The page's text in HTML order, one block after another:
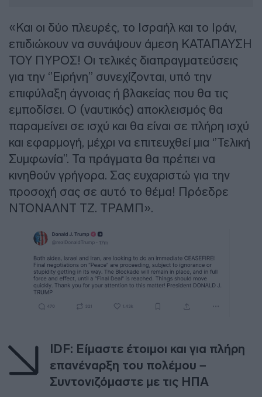
«Και οι δύο πλευρές, το Ισραήλ και το Ιράν,
επιδιώκουν να συνάψουν άμεση ΚΑΤΑΠΑΥΣΗ
ΤΟΥ ΠΥΡΟΣ! Οι τελικές διαπραγματεύσεις
για την ‘’Ειρήνη’’ συνεχίζονται, υπό την
επιφύλαξη άγνοιας ή βλακείας που θα τις
εμποδίσει. Ο (ναυτικός) αποκλεισμός θα
παραμείνει σε ισχύ και θα είναι σε πλήρη ισχύ
και εφαρμογή, μέχρι να επιτευχθεί μια ‘’Τελική
Συμφωνία’’. Τα πράγματα θα πρέπει να
κινηθούν γρήγορα. Σας ευχαριστώ για την
προσοχή σας σε αυτό το θέμα! Πρόεδρε
ΝΤΟΝΑΛΝΤ ΤΖ. ΤΡΑΜΠ».
IDF: Είμαστε έτοιμοι και για πλήρη
επανέναρξη του πολέμου –
Συντονιζόμαστε με τις ΗΠΑ